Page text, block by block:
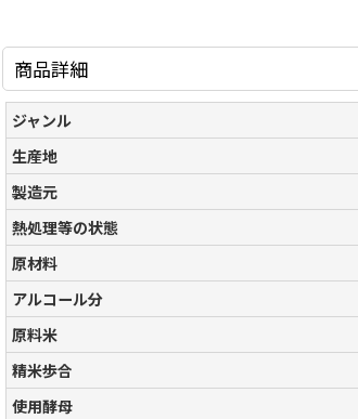
商品詳細
ジャンル
生産地
製造元
熱処理等の状態
原材料
アルコール分
原料米
精米歩合
使用酵母